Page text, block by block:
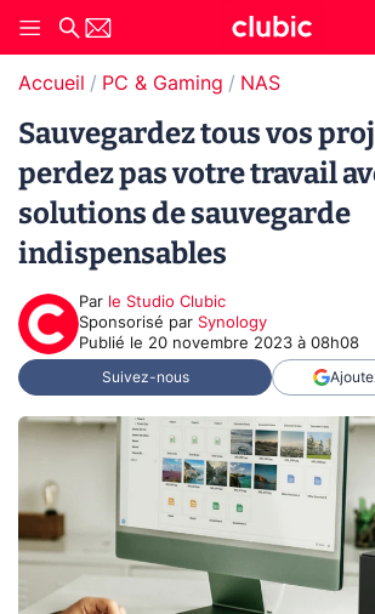
Accueil PC & Gaming NAS
Sauvegardez tous vos
perdez pas votre travail
solutions de sauvegarde
indispensables
Par le Studio Clubic
sponsorisé par Synology
Publié le 20 novembre 2023 à 08h08
Suivez-nous